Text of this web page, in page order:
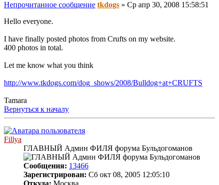
Непрочитанное сообщение tkdogs » Ср апр 30, 2008 15:58:51
Hello everyone.
I have finally posted photos from Crufts on my website.
400 photos in total.
Let me know what you think
http://www.tkdogs.com/dog_shows/2008/Bulldog+at+CRUFTS
Tamara
Вернуться к началу
Fillya
ГЛАВНЫЙ Админ ФИЛЯ форума Бульдогоманов
Сообщения: 13466
Зарегистрирован: Сб окт 08, 2005 12:05:10